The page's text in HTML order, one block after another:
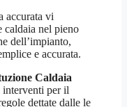
accurata vi
caldaia nel pieno
dell’impianto,
e accurata.
Caldaia
interventi per il
dettate dalle le